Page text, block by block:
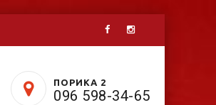
ПОРИКА 2
096 598-34-65